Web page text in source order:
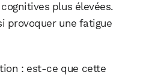
plus élevées.
provoquer une fatigue
: est-ce que cette
Telegram